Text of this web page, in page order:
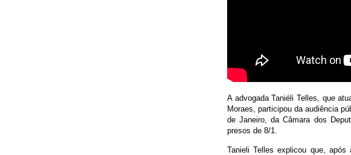
A advogada Taniéli Telles, que
Moraes, participou da audiência
de Janeiro, da Câmara dos
presos de 8/1.
Tanieli Telles explicou que,